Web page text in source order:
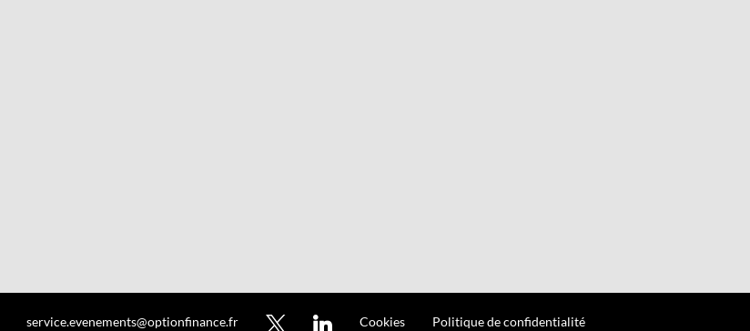
service.evenements@optionfinance.fr Cookies Politique de confidentialité